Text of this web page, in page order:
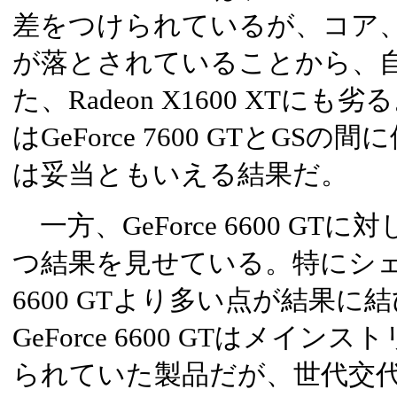
差をつけられているが、コア
が落とされていることから、
た、Radeon X1600 XTにも劣
はGeForce 7600 GTとGSの間
は妥当ともいえる結果だ。
一方、GeForce 6600 GTに
つ結果を見せている。特にシ
6600 GTより多い点が結果に
GeForce 6600 GTはメインス
られていた製品だが、世代交